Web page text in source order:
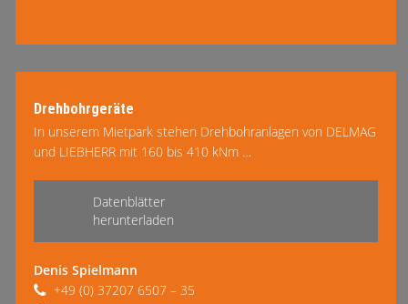
Drehbohrgeräte
In unserem Mietpark stehen Drehbohranlagen von DELMAG
und LIEBHERR mit 160 bis 410 kNm …
mehr lesen
Datenblätter
herunterladen
Denis Spielmann
+49 (0) 37207 6507 – 35